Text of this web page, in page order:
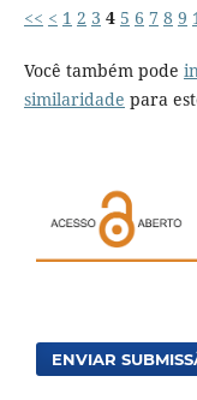
<< < 1 2 3 4 5 6 7 8 9
Você também pode
similaridade para
ENVIAR